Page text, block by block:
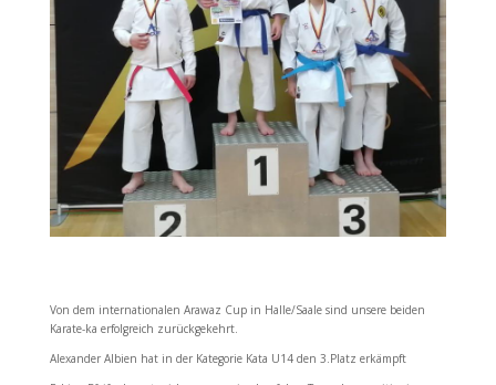
Von dem internationalen Arawaz Cup in Halle/Saale sind unsere beiden
Karate-ka erfolgreich zurückgekehrt.
Alexander Albien hat in der Kategorie Kata U14 den 3.Platz erkämpft